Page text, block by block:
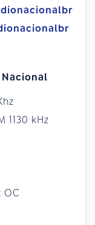
1130 kHz
OC